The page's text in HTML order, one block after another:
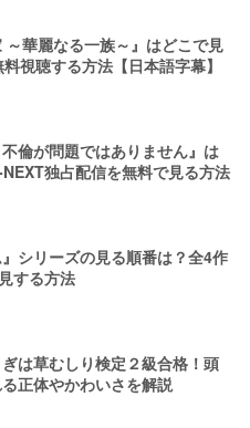
～華麗なる一族～』はどこで見
視聴する方法【日本語字幕】
倫が問題ではありません』は
独占配信を無料で見る方法
シリーズの見る順番は？全4作
する方法
ぎは草むしり検定２級合格！頭
正体やかわいさを解説